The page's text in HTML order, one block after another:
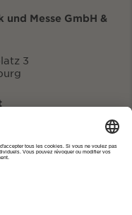
Messe GmbH &
3